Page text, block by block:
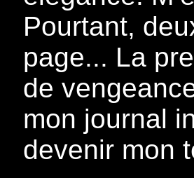
Pourtant,
page... La
de
mon journal
devenir mon